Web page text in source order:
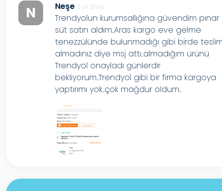
N Neşe 3 yıl önce
Trendyolun kurumsallığına güvendim pınar
süt satın aldım..Aras kargo eve gelme
tenezzülünde bulunmadığı gibi birde
almadınız diye msj attı..almadığım ürünü
Trendyol onayladı günlerdir
bekliyorum..Trendyol gibi bir firma kargoya
yaptırımı yok..çok mağdur oldum..